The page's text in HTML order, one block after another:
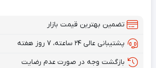
تضمین بهترین قیمت بازار
پشتیبانی عالی ۲۴ ساعته، ۷ روز هفته
بازگشت وجه در صورت عدم رضایت